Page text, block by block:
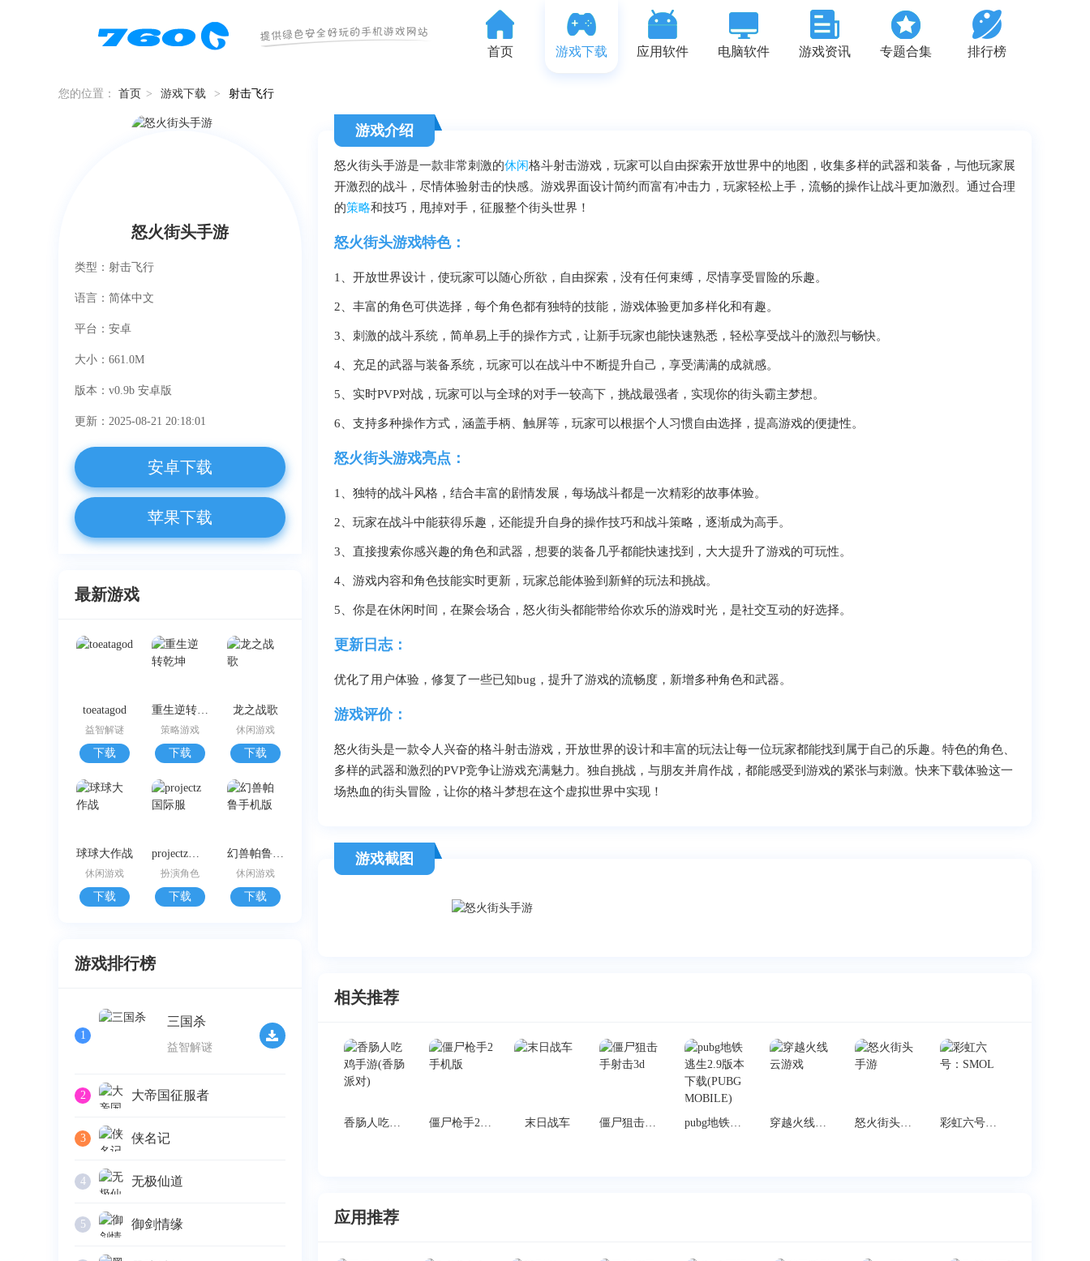
首页 游戏下载 应用软件 电脑软件 游戏资讯 专题合集 排行榜
您的位置： 首页 > 游戏下载 > 射击飞行
类型：射击飞行
语言：简体中文
平台：安卓
大小：661.0M
版本：v0.9b 安卓版
更新：2025-08-21 20:18:01
安卓下载
苹果下载
最新游戏
toeatagod
益智解谜
下载
重生逆转乾坤
策略游戏
下载
龙之战歌
休闲游戏
下载
球球大作战
休闲游戏
下载
projectz国际服
扮演角色
下载
幻兽帕鲁手机版
休闲游戏
下载
游戏排行榜
1
三国杀
益智解谜
2 大帝国征服者
3 侠名记
4 无极仙道
5 御剑情缘
游戏介绍
怒火街头手游
怒火街头手游是一款非常刺激的休闲格斗射击游戏，玩家可以自由探索开放世界中的地图，收集多样的武器和装备，与他玩家展
开激烈的战斗，尽情体验射击的快感。游戏界面设计简约而富有冲击力，玩家轻松上手，流畅的操作让战斗更加激烈。通过合理
的策略和技巧，甩掉对手，征服整个街头世界！
怒火街头游戏特色：
1、开放世界设计，使玩家可以随心所欲，自由探索，没有任何束缚，尽情享受冒险的乐趣。
2、丰富的角色可供选择，每个角色都有独特的技能，游戏体验更加多样化和有趣。
3、刺激的战斗系统，简单易上手的操作方式，让新手玩家也能快速熟悉，轻松享受战斗的激烈与畅快。
4、充足的武器与装备系统，玩家可以在战斗中不断提升自己，享受满满的成就感。
5、实时PVP对战，玩家可以与全球的对手一较高下，挑战最强者，实现你的街头霸主梦想。
6、支持多种操作方式，涵盖手柄、触屏等，玩家可以根据个人习惯自由选择，提高游戏的便捷性。
怒火街头游戏亮点：
1、独特的战斗风格，结合丰富的剧情发展，每场战斗都是一次精彩的故事体验。
2、玩家在战斗中能获得乐趣，还能提升自身的操作技巧和战斗策略，逐渐成为高手。
3、直接搜索你感兴趣的角色和武器，想要的装备几乎都能快速找到，大大提升了游戏的可玩性。
4、游戏内容和角色技能实时更新，玩家总能体验到新鲜的玩法和挑战。
5、你是在休闲时间，在聚会场合，怒火街头都能带给你欢乐的游戏时光，是社交互动的好选择。
更新日志：
优化了用户体验，修复了一些已知bug，提升了游戏的流畅度，新增多种角色和武器。
游戏评价：
怒火街头是一款令人兴奋的格斗射击游戏，开放世界的设计和丰富的玩法让每一位玩家都能找到属于自己的乐趣。特色的角色、
多样的武器和激烈的PVP竞争让游戏充满魅力。独自挑战，与朋友并肩作战，都能感受到游戏的紧张与刺激。快来下载体验这一
场热血的街头冒险，让你的格斗梦想在这个虚拟世界中实现！
游戏截图
相关推荐
香肠人吃鸡手游(香肠派对) 僵尸枪手2手机版 末日战车 僵尸狙击手射击3d pubg地铁逃生2.9版本下载(PUBG MOBILE) 穿越火线云游戏 怒火街头手游 彩虹六号：SMOL
应用推荐